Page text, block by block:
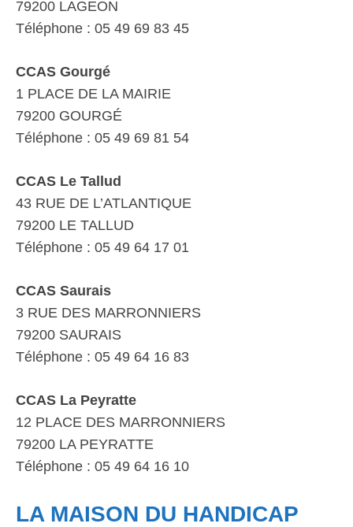
79200 LAGEON
Téléphone : 05 49 69 83 45
CCAS Gourgé
1 PLACE DE LA MAIRIE
79200 GOURGÉ
Téléphone : 05 49 69 81 54
CCAS Le Tallud
43 RUE DE L’ATLANTIQUE
79200 LE TALLUD
Téléphone : 05 49 64 17 01
CCAS Saurais
3 RUE DES MARRONNIERS
79200 SAURAIS
Téléphone : 05 49 64 16 83
CCAS La Peyratte
12 PLACE DES MARRONNIERS
79200 LA PEYRATTE
Téléphone : 05 49 64 16 10
LA MAISON DU HANDICAP